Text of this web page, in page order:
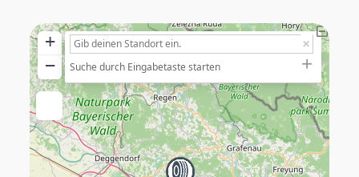
+
−
Suche durch Eingabetaste starten